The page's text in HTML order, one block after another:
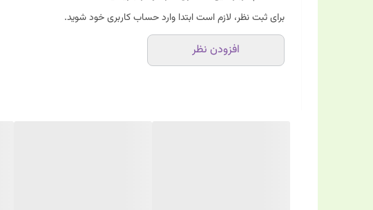
برای ثبت نظر، لازم است ابتدا وارد حساب کاربری خود شوید.
افزودن نظر